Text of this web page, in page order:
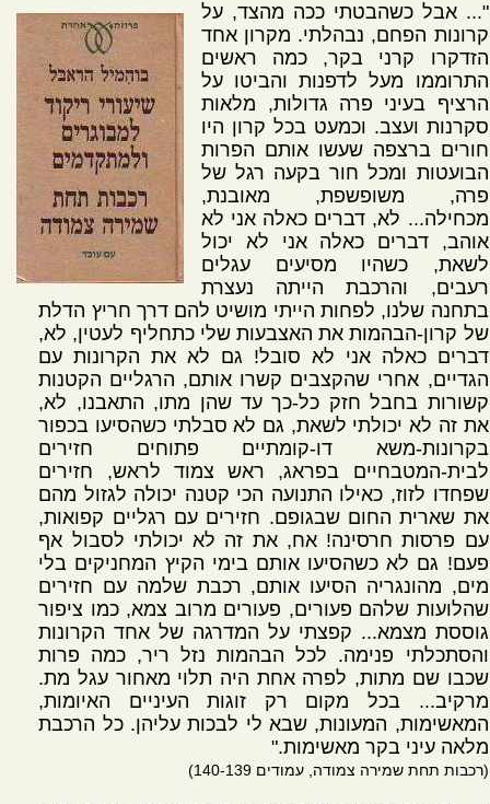
"... אבל כשהבטתי ככה מהצד, על
קרונות הפחם, נבהלתי. מקרון אחד
הזדקרו קרני בקר, כמה ראשים
התרוממו מעל לדפנות והביטו על
הרציף בעיני פרה גדולות, מלאות
סקרנות ועצב. וכמעט בכל קרון היו
חורים ברצפה שעשו אותם הפרות
הבועטות ומכל חור בקעה רגל של
פרה, משופשפת, מאובנת,
מכחילה... לא, דברים כאלה אני לא
אוהב, דברים כאלה אני לא יכול
לשאת, כשהיו מסיעים עגלים
רעבים, והרכבת הייתה נעצרת
בתחנה שלנו, לפחות הייתי מושיט להם דרך חריץ הדלת
של קרון-הבהמות את האצבעות שלי כתחליף לעטין, לא,
דברים כאלה אני לא סובל! גם לא את הקרונות עם
הגדיים, אחרי שהקצבים קשרו אותם, הרגליים הקטנות
קשורות בחבל חזק כל-כך עד שהן מתו, התאבנו, לא,
את זה לא יכולתי לשאת, גם לא סבלתי כשהסיעו בכפור
בקרונות-משא דו-קומתיים פתוחים חזירים
לבית-המטבחיים בפראג, ראש צמוד לראש, חזירים
שפחדו לזוז, כאילו התנועה הכי קטנה יכולה לגזול מהם
את שארית החום שבגופם. חזירים עם רגליים קפואות,
עם פרסות חרסינה! אח, את זה לא יכולתי לסבול אף
פעם! גם לא כשהסיעו אותם בימי הקיץ המחניקים בלי
מים, מהונגריה הסיעו אותם, רכבת שלמה עם חזירים
שהלועות שלהם פעורים, פעורים מרוב צמא, כמו ציפור
גוססת מצמא... קפצתי על המדרגה של אחד הקרונות
והסתכלתי פנימה. לכל הבהמות נזל ריר, כמה פרות
שכבו שם מתות, לפרה אחת היה תלוי מאחור עגל מת.
מרקיב... בכל מקום רק זוגות העיניים האיומות,
המאשימות, המעונות, שבא לי לבכות עליהן. כל הרכבת
מלאה עיני בקר מאשימות."
(רכבות תחת שמירה צמודה, עמודים 140-139)